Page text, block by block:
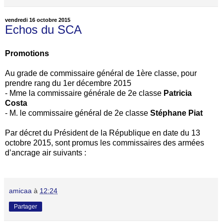
vendredi 16 octobre 2015
Echos du SCA
Promotions
Au grade de commissaire général de 1ère classe, pour
prendre rang du 1er décembre 2015
- Mme la commissaire générale de 2e classe Patricia
Costa
- M. le commissaire général de 2e classe Stéphane Piat
Par décret du Président de la République en date du 13
octobre 2015, sont promus les commissaires des armées
d’ancrage air suivants :
amicaa à 12:24
Partager